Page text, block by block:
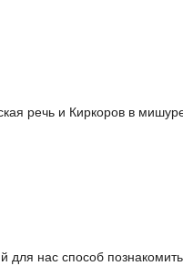
речь и Киркоров в
нас способ